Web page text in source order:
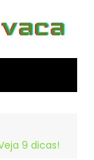
9 dicas!